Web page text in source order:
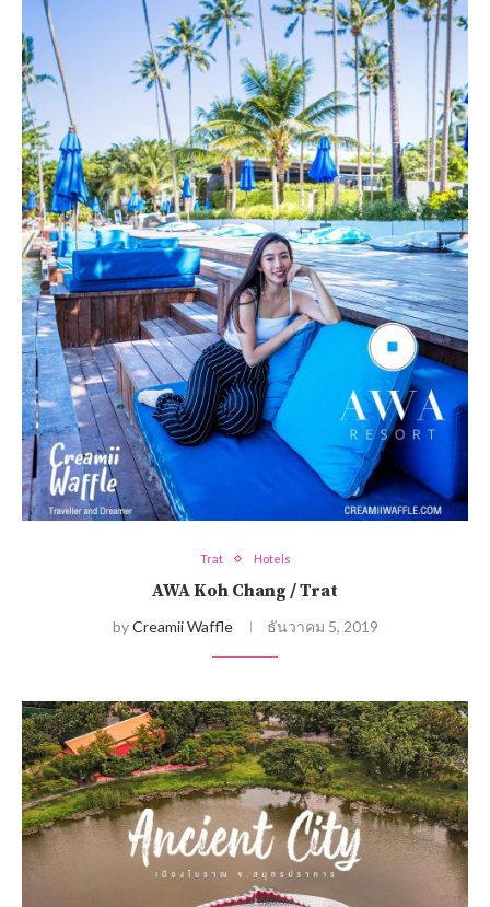
Trat Hotels
AWA Koh Chang / Trat
byCreamii Waffle ธันวาคม 5, 2019